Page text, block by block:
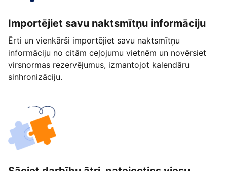
Importējiet savu naktsmītņu informāciju
Ērti un vienkārši importējiet savu naktsmītņu
informāciju no citām ceļojumu vietnēm un novērsiet
virsnormas rezervējumus, izmantojot kalendāru
sinhronizāciju.